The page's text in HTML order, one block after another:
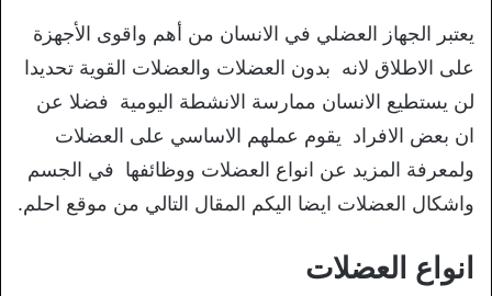
يعتبر الجهاز العضلي في الانسان من أهم واقوى الأجهزة
على الاطلاق لانه بدون العضلات والعضلات القوية تحديدا
لن يستطيع الانسان ممارسة الانشطة اليومية فضلا عن
ان بعض الافراد يقوم عملهم الاساسي على العضلات
ولمعرفة المزيد عن انواع العضلات ووظائفها في الجسم
واشكال العضلات ايضا اليكم المقال التالي من موقع احلم.
انواع العضلات